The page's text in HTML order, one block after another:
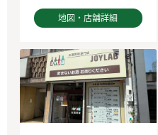
地図・店舗詳細